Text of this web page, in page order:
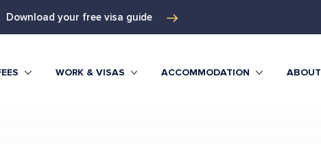
Download your free visa guide
WORK & VISAS ACCOMMODATION ABOUT